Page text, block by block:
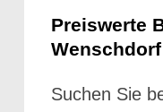
Preiswerte
Suchen Sie